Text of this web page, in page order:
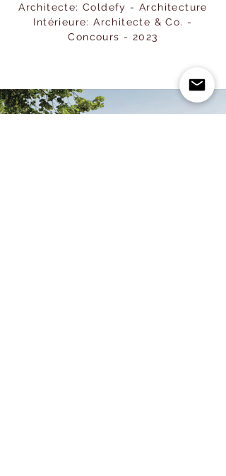
Architecte: Coldefy - Architecture
Intérieure: Architecte & Co. -
Concours - 2023